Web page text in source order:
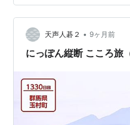
１３日（月）～ １２月２
んが昨年11月14日 に亡く
ぎ、早一年。 彼女が火野正
綴った。 火…
天声人碁２ • 9ヶ月前
にっぽん縦断 こころ旅